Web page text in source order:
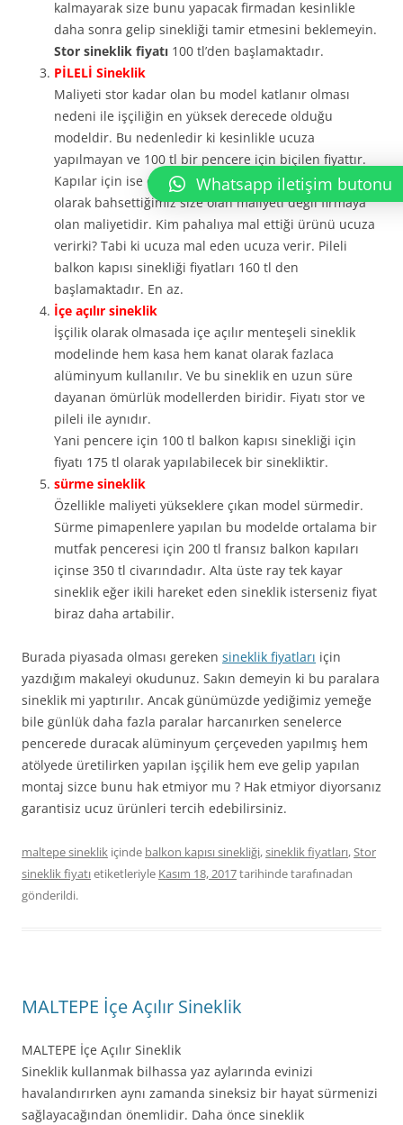
kalmayarak size bunu yapacak firmadan kesinlikle
daha sonra gelip sinekliği tamir etmesini beklemeyin.
Stor sineklik fiyatı 100 tl’den başlamaktadır.
PİLELİ Sineklik
Maliyeti stor kadar olan bu model katlanır olması
nedeni ile işçiliğin en yüksek derecede olduğu
modeldir. Bu nedenledir ki kesinlikle ucuza
yapılmayan ve 100 tl bir pencere için biçilen fiyattır.
Kapılar için ise daha çok maliyetlidir. Burada maliyet
olarak bahsettiğimiz size olan maliyeti değil firmaya
olan maliyetidir. Kim pahalıya mal ettiği ürünü ucuza
verirki? Tabi ki ucuza mal eden ucuza verir. Pileli
balkon kapısı sinekliği fiyatları 160 tl den
başlamaktadır. En az.
İçe açılır sineklik
İşçilik olarak olmasada içe açılır menteşeli sineklik
modelinde hem kasa hem kanat olarak fazlaca
alüminyum kullanılır. Ve bu sineklik en uzun süre
dayanan ömürlük modellerden biridir. Fiyatı stor ve
pileli ile aynıdır.
Yani pencere için 100 tl balkon kapısı sinekliği için
fiyatı 175 tl olarak yapılabilecek bir sinekliktir.
sürme sineklik
Özellikle maliyeti yükseklere çıkan model sürmedir.
Sürme pimapenlere yapılan bu modelde ortalama bir
mutfak penceresi için 200 tl fransız balkon kapıları
içinse 350 tl civarındadır. Alta üste ray tek kayar
sineklik eğer ikili hareket eden sineklik isterseniz fiyat
biraz daha artabilir.
Burada piyasada olması gereken sineklik fiyatları için
yazdığım makaleyi okudunuz. Sakın demeyin ki bu paralara
sineklik mi yaptırılır. Ancak günümüzde yediğimiz yemeğe
bile günlük daha fazla paralar harcanırken senelerce
pencerede duracak alüminyum çerçeveden yapılmış hem
atölyede üretilirken yapılan işçilik hem eve gelip yapılan
montaj sizce bunu hak etmiyor mu ? Hak etmiyor diyorsanız
garantisiz ucuz ürünleri tercih edebilirsiniz.
maltepe sineklik içinde balkon kapısı sinekliği,sineklik fiyatları,Stor
sineklik fiyatıetiketleriyle Kasım 18, 2017tarihindetarafınadan
gönderildi.
MALTEPE İçe Açılır Sineklik
MALTEPE İçe Açılır Sineklik
Sineklik kullanmak bilhassa yaz aylarında evinizi
havalandırırken aynı zamanda sineksiz bir hayat sürmenizi
sağlayacağından önemlidir. Daha önce sineklik
Whatsapp iletişim butonu